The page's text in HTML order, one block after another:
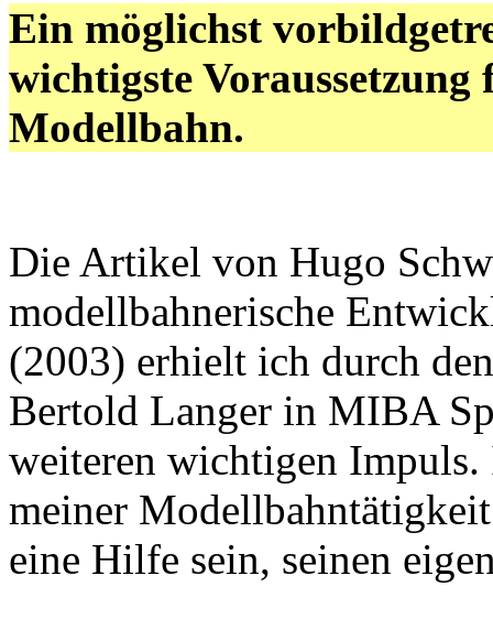
Ein möglichst
wichtigste Voraussetzung
Modellbahn.
Die Artikel von Hugo
modellbahnerische
(2003) erhielt ich durch
Bertold Langer in MIBA
weiteren wichtigen
meiner
eine Hilfe sein, seinen